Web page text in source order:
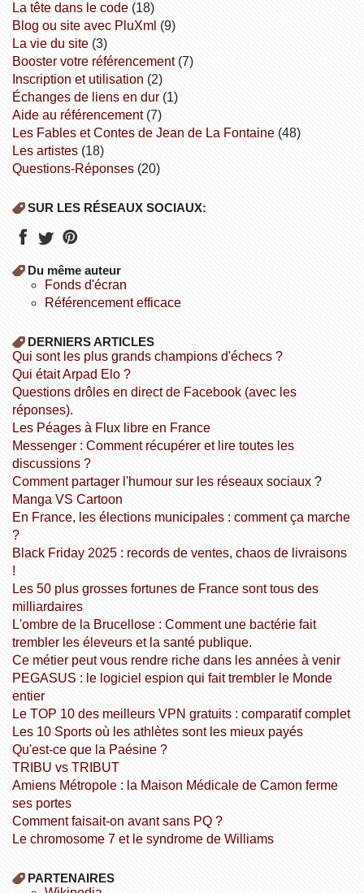
la tête dans le code(18)
Blog ou site avec PluXml (9)
la vie du site(3)
booster votre référencement(7)
inscription et utilisation (2)
échanges de liens en dur(1)
aide au référencement(7)
Les Fables et Contes de Jean de La Fontaine(48)
Les artistes(18)
Questions-Réponses(20)
SUR LES RÉSEAUX SOCIAUX:
Du même auteur
fonds d'écran
référencement efficace
DERNIERS ARTICLES
Qui sont les plus grands champions d'échecs ?
Qui était Arpad Elo ?
Questions drôles en direct de Facebook (avec les
réponses).
Les Péages à Flux libre en France
Messenger : Comment récupérer et lire toutes les
discussions ?
Comment partager l'humour sur les réseaux sociaux ?
Manga VS Cartoon
En France, les élections municipales : comment ça marche
?
Black Friday 2025 : records de ventes, chaos de livraisons
!
Les 50 plus grosses fortunes de France sont tous des
milliardaires
L'ombre de la Brucellose : Comment une bactérie fait
trembler les éleveurs et la santé publique.
Ce métier peut vous rendre riche dans les années à venir
PEGASUS : le logiciel espion qui fait trembler le Monde
entier
Le TOP 10 des meilleurs VPN gratuits : comparatif complet
Les 10 Sports où les athlètes sont les mieux payés
Qu'est-ce que la Paésine ?
TRIBU vs TRIBUT
Amiens Métropole : la Maison Médicale de Camon ferme
ses portes
Comment faisait-on avant sans PQ ?
Le chromosome 7 et le syndrome de Williams
PARTENAIRES